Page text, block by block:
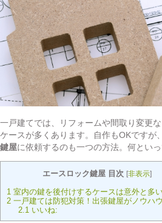
一戸建てでは、リフォームや間取り変更
ケースが多くあります。自作もOKですが、
鍵屋に依頼するのも一つの方法。何とい
エースロック鍵屋 目次 [非表示]
1 室内の鍵を後付けするケースは意外と多
2 一戸建ては防犯対策！出張鍵屋がノウハ
2.1 いいね: